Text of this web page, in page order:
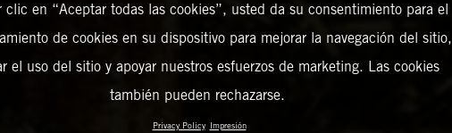
clic en “Aceptar todas las cookies”, usted da su consentimiento para el
de cookies en su dispositivo para mejorar la navegación del sitio,
el uso del sitio y apoyar nuestros esfuerzos de marketing. Las cookies
también pueden rechazarse.
Privacy Policy Impresión